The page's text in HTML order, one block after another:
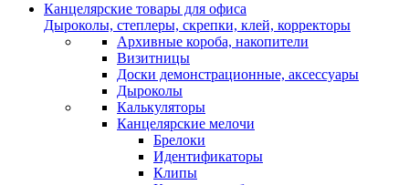
Канцелярские товары для офиса
Дыроколы, степлеры, скрепки, клей, корректоры
Архивные короба, накопители
Визитницы
Доски демонстрационные, аксессуары
Дыроколы
Калькуляторы
Канцелярские мелочи
Брелоки
Идентификаторы
Клипы